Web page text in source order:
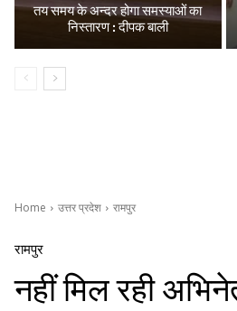
तय समय के अन्दर होगा समस्याओं का
निस्तारण : दीपक बाली